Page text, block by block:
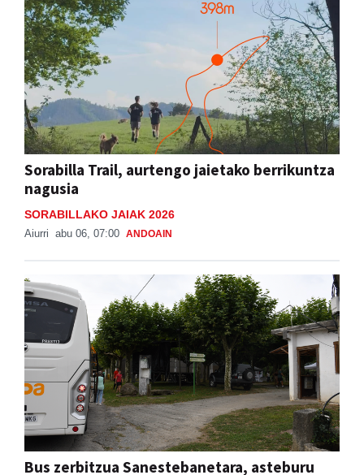
Sorabilla Trail, aurtengo jaietako berrikuntza
nagusia
SORABILLAKO JAIAK 2026
Aiurri abu 06, 07:00 ANDOAIN
Bus zerbitzua Sanestebanetara, asteburu